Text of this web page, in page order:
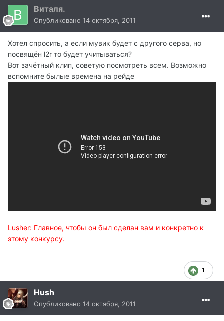
Виталя.
Опубликовано 14 октября, 2011
Хотел спросить, а если мувик будет с другого серва, но
посвящён l2r то будет учитываться?
Вот зачётный клип, советую посмотреть всем. Возможно
вспомните былые времена на рейде
Lusher: Главное, чтобы он был сделан вам и конкретно к
этому конкурсу.
1
Hush
Опубликовано 14 октября, 2011